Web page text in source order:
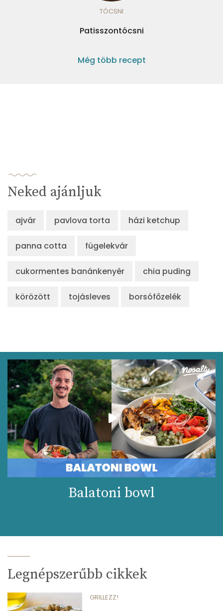
TÓCSNI
Patisszontócsni
Még több recept
Neked ajánljuk
ajvár pavlova torta házi ketchup
panna cotta fügelekvár
cukormentes banánkenyér chia puding
körözött tojásleves borsófőzelék
Balatoni bowl
Legnépszerűbb cikkek
GRILLEZZ!